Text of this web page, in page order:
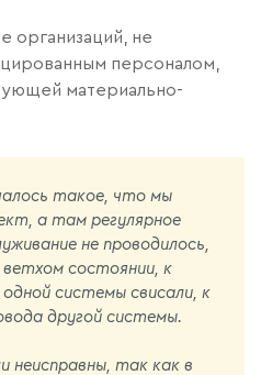
организаций, не
персоналом,
материально-
такое, что мы
а там регулярное
не проводилось,
состоянии, к
системы свисали, к
другой системы.
неисправны, так как в